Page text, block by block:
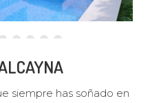
siempre has soñado en